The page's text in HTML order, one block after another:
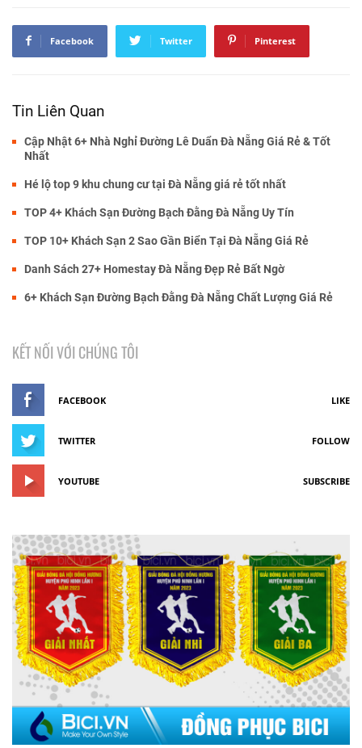
Facebook Twitter Pinterest
Tin Liên Quan
Cập Nhật 6+ Nhà Nghỉ Đường Lê Duẩn Đà Nẵng Giá Rẻ & Tốt
Nhất
Hé lộ top 9 khu chung cư tại Đà Nẵng giá rẻ tốt nhất
TOP 4+ Khách Sạn Đường Bạch Đằng Đà Nẵng Uy Tín
TOP 10+ Khách Sạn 2 Sao Gần Biển Tại Đà Nẵng Giá Rẻ
Danh Sách 27+ Homestay Đà Nẵng Đẹp Rẻ Bất Ngờ
6+ Khách Sạn Đường Bạch Đằng Đà Nẵng Chất Lượng Giá Rẻ
KẾT NỐI VỚI CHÚNG TÔI
FACEBOOK LIKE
TWITTER FOLLOW
YOUTUBE SUBSCRIBE